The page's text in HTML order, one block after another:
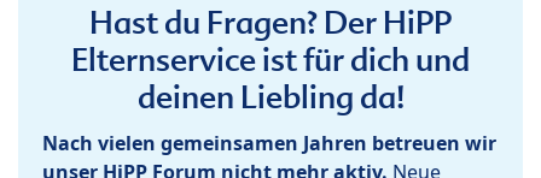
Hast du Fragen? Der HiPP
Elternservice ist für dich und
deinen Liebling da!
Nach vielen gemeinsamen Jahren betreuen wir
unser HiPP Forum nicht mehr aktiv. Neue